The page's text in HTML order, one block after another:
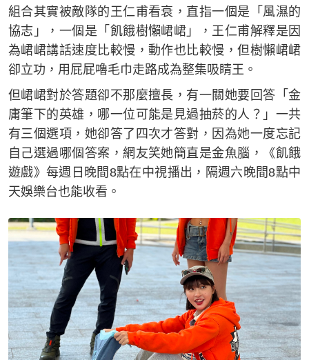
組合其實被敵隊的王仁甫看衰，直指一個是「風濕的
協志」，一個是「飢餓樹懶峮峮」，王仁甫解釋是因
為峮峮講話速度比較慢，動作也比較慢，但樹懶峮峮
卻立功，用屁屁嚕毛巾走路成為整集吸睛王。
但峮峮對於答題卻不那麼擅長，有一關她要回答「金
庸筆下的英雄，哪一位可能是見過抽菸的人？」一共
有三個選項，她卻答了四次才答對，因為她一度忘記
自己選過哪個答案，網友笑她簡直是金魚腦，《飢餓
遊戲》每週日晚間8點在中視播出，隔週六晚間8點中
天娛樂台也能收看。